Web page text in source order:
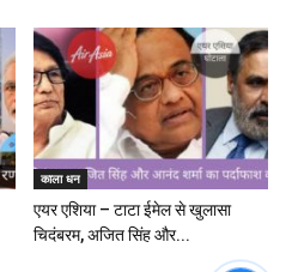
काला धन
एयर एशिया – टाटा ईमेल से खुलासा
चिदंबरम, अजित सिंह और...